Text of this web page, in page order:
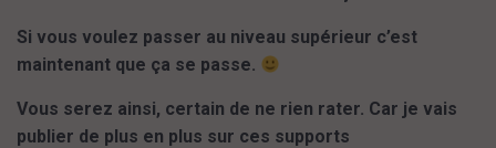
Si vous voulez passer au niveau supérieur c’est
maintenant que ça se passe.
Vous serez ainsi, certain de ne rien rater. Car je vais
publier de plus en plus sur ces supports